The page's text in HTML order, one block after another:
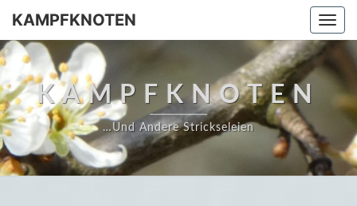
Skip
content
KAMPFKNOTEN
KAMPFKNOTEN
…und Andere Strickseleien